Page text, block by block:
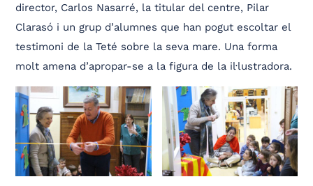
director, Carlos Nasarré, la titular del centre, Pilar
Clarasó i un grup d’alumnes que han pogut escoltar el
testimoni de la Teté sobre la seva mare. Una forma
molt amena d’apropar-se a la figura de la il·lustradora.